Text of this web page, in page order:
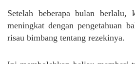
Setelah beberapa bulan berlalu,
meningkat dengan pengetahuan
risau bimbang tentang rezekinya.